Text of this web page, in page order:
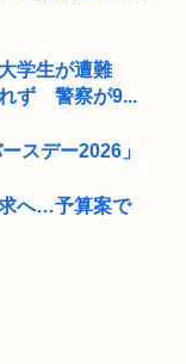
学生が遭難
れず 警察が9...
スデー2026」
へ…予算案で